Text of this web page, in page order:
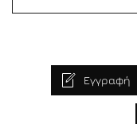
Εγγραφή